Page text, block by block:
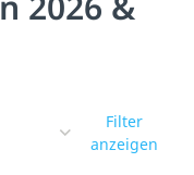
Filter
anzeigen